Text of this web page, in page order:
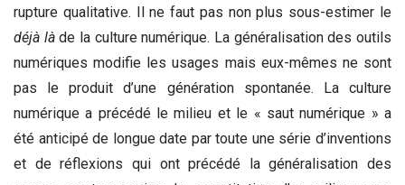
rupture qualitative. Il ne faut pas non plus sous-estimer le
déjà làde la culture numérique. La généralisation des outils
numériques modifie les usages mais eux-mêmes ne sont
pas le produit d’une génération spontanée. La culture
numérique a précédé le milieu et le « saut numérique » a
été anticipé de longue date par toute une série d’inventions
et de réflexions qui ont précédé la généralisation des